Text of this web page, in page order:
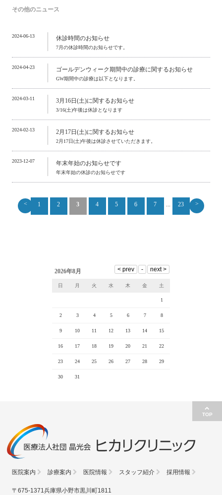
その他のニュース
2024-06-13 休診時間のお知らせ
7月の休診時間のお知らせです。
2024-04-23 ゴールデンウィーク期間中の診療に関するお知らせ
GW期間中の診療は以下となります。
2024-03-11 3月16日(土)に関するお知らせ
3/16(土)午後は休診となります
2024-02-13 2月17日(土)に関するお知らせ
2月17日(土)午後は休診させていただきます。
2023-12-07 年末年始のお知らせです
年末年始の休診のお知らせです
< 1 2 3 4 5 6 7 ... 23 >
2026年8月
日 月 火 水 木 金 土
1
2 3 4 5 6 7 8
9 10 11 12 13 14 15
16 17 18 19 20 21 22
23 24 25 26 27 28 29
30 31
TOP
医院案内 診療案内 医院情報 スタッフ紹介 採用情報
〒675-1371兵庫県小野市黒川町1811